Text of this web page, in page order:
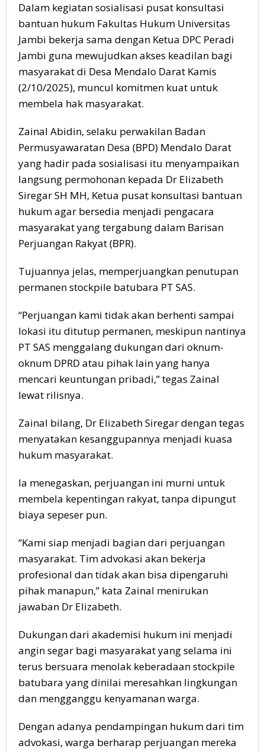
Dalam kegiatan sosialisasi pusat konsultasi
bantuan hukum Fakultas Hukum Universitas
Jambi bekerja sama dengan Ketua DPC Peradi
Jambi guna mewujudkan akses keadilan bagi
masyarakat di Desa Mendalo Darat Kamis
(2/10/2025), muncul komitmen kuat untuk
membela hak masyarakat.
Zainal Abidin, selaku perwakilan Badan
Permusyawaratan Desa (BPD) Mendalo Darat
yang hadir pada sosialisasi itu menyampaikan
langsung permohonan kepada Dr Elizabeth
Siregar SH MH, Ketua pusat konsultasi bantuan
hukum agar bersedia menjadi pengacara
masyarakat yang tergabung dalam Barisan
Perjuangan Rakyat (BPR).
Tujuannya jelas, memperjuangkan penutupan
permanen stockpile batubara PT SAS.
“Perjuangan kami tidak akan berhenti sampai
lokasi itu ditutup permanen, meskipun nantinya
PT SAS menggalang dukungan dari oknum-
oknum DPRD atau pihak lain yang hanya
mencari keuntungan pribadi,” tegas Zainal
lewat rilisnya.
Zainal bilang, Dr Elizabeth Siregar dengan tegas
menyatakan kesanggupannya menjadi kuasa
hukum masyarakat.
Ia menegaskan, perjuangan ini murni untuk
membela kepentingan rakyat, tanpa dipungut
biaya sepeser pun.
“Kami siap menjadi bagian dari perjuangan
masyarakat. Tim advokasi akan bekerja
profesional dan tidak akan bisa dipengaruhi
pihak manapun,” kata Zainal menirukan
jawaban Dr Elizabeth.
Dukungan dari akademisi hukum ini menjadi
angin segar bagi masyarakat yang selama ini
terus bersuara menolak keberadaan stockpile
batubara yang dinilai meresahkan lingkungan
dan mengganggu kenyamanan warga.
Dengan adanya pendampingan hukum dari tim
advokasi, warga berharap perjuangan mereka